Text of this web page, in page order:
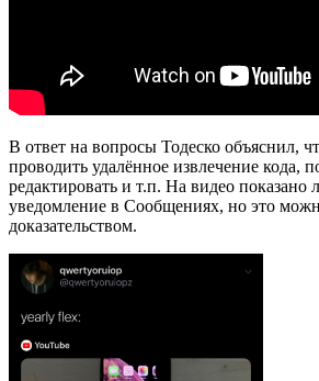
В ответ на вопросы Тодеско объяснил,
проводить удалённое извлечение кода,
редактировать и т.п. На видео показано
уведомление в Сообщениях, но это
доказательством.